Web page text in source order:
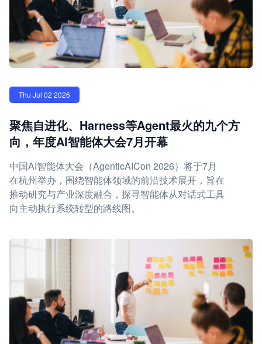
Thu Jul 02 2026
聚焦自进化、Harness等Agent最火的九个方
向，年度AI智能体大会7月开幕
中国AI智能体大会（AgenticAICon 2026）将于7月
在杭州举办，围绕智能体领域的前沿技术展开，旨在
推动研究与产业深度融合，探寻智能体从对话式工具
向主动执行系统转型的路线图。